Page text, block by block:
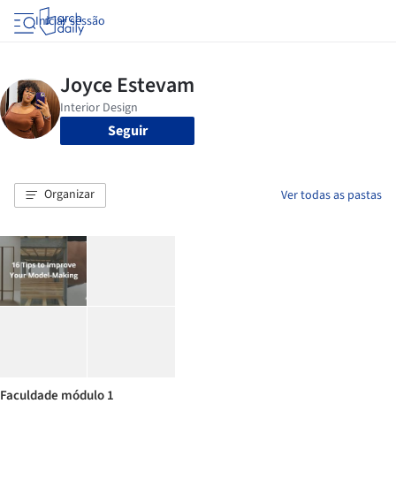
Iniciar sessão
Seguir
Organizar Ver todas as pastas
Faculdade módulo 1